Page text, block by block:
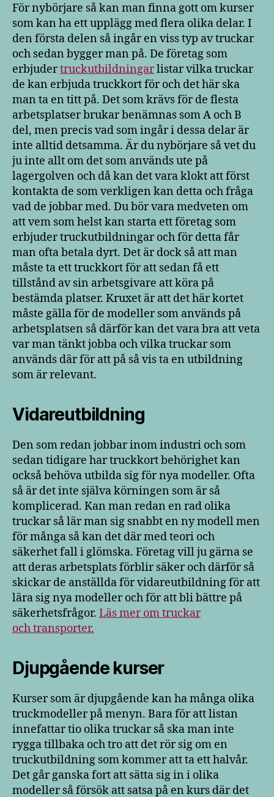
För nybörjare så kan man finna gott om kurser
som kan ha ett upplägg med flera olika delar. I
den första delen så ingår en viss typ av truckar
och sedan bygger man på. De företag som
erbjudertruckutbildningarlistar vilka truckar
de kan erbjuda truckkort för och det här ska
man ta en titt på. Det som krävs för de flesta
arbetsplatser brukar benämnas som A och B
del, men precis vad som ingår i dessa delar är
inte alltid detsamma. Är du nybörjare så vet du
ju inte allt om det som används ute på
lagergolven och då kan det vara klokt att först
kontakta de som verkligen kan detta och fråga
vad de jobbar med. Du bör vara medveten om
att vem som helst kan starta ett företag som
erbjuder truckutbildningar och för detta får
man ofta betala dyrt. Det är dock så att man
måste ta ett truckkort för att sedan få ett
tillstånd av sin arbetsgivare att köra på
bestämda platser. Kruxet är att det här kortet
måste gälla för de modeller som används på
arbetsplatsen så därför kan det vara bra att veta
var man tänkt jobba och vilka truckar som
används där för att på så vis ta en utbildning
som är relevant.
Vidareutbildning
Den som redan jobbar inom industri och som
sedan tidigare har truckkort behörighet kan
också behöva utbilda sig för nya modeller. Ofta
så är det inte själva körningen som är så
komplicerad. Kan man redan en rad olika
truckar så lär man sig snabbt en ny modell men
för många så kan det där med teori och
säkerhet fall i glömska. Företag vill ju gärna se
att deras arbetsplats förblir säker och därför så
skickar de anställda för vidareutbildning för att
lära sig nya modeller och för att bli bättre på
säkerhetsfrågor. Läs mer om truckar
och transporter.
Djupgående kurser
Kurser som är djupgående kan ha många olika
truckmodeller på menyn. Bara för att listan
innefattar tio olika truckar så ska man inte
rygga tillbaka och tro att det rör sig om en
truckutbildning som kommer att ta ett halvår.
Det går ganska fort att sätta sig in i olika
modeller så försök att satsa på en kurs där det